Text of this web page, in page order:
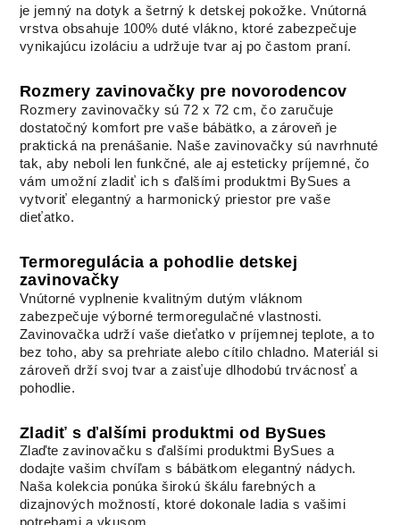
je jemný na dotyk a šetrný k detskej pokožke. Vnútorná
vrstva obsahuje 100% duté vlákno, ktoré zabezpečuje
vynikajúcu izoláciu a udržuje tvar aj po častom praní.
Rozmery zavinovačky pre novorodencov
Rozmery zavinovačky sú 72 x 72 cm, čo zaručuje
dostatočný komfort pre vaše bábätko, a zároveň je
praktická na prenášanie. Naše zavinovačky sú navrhnuté
tak, aby neboli len funkčné, ale aj esteticky príjemné, čo
vám umožní zladiť ich s ďalšími produktmi BySues a
vytvoriť elegantný a harmonický priestor pre vaše
dieťatko.
Termoregulácia a pohodlie detskej
zavinovačky
Vnútorné vyplnenie kvalitným dutým vláknom
zabezpečuje výborné termoregulačné vlastnosti.
Zavinovačka udrží vaše dieťatko v príjemnej teplote, a to
bez toho, aby sa prehriate alebo cítilo chladno. Materiál si
zároveň drží svoj tvar a zaisťuje dlhodobú trvácnosť a
pohodlie.
Zladiť s ďalšími produktmi od BySues
Zlaďte zavinovačku s ďalšími produktmi BySues a
dodajte vašim chvíľam s bábätkom elegantný nádych.
Naša kolekcia ponúka širokú škálu farebných a
dizajnových možností, ktoré dokonale ladia s vašimi